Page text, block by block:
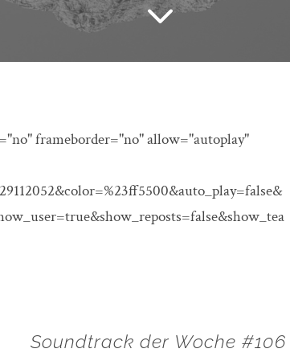
3
frameborder="no" allow="autoplay"
Soundtrack der Woche #106